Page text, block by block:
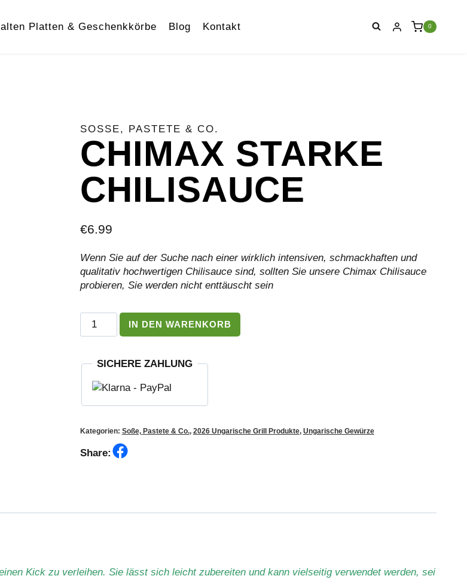
Platten & Geschenkkörbe Blog Kontakt 0
SOSSE, PASTETE & CO.
CHIMAX STARKE
CHILISAUCE
€6.99
Wenn Sie auf der Suche nach einer wirklich intensiven, schmackhaften und
qualitativ hochwertigen Chilisauce sind, sollten Sie unsere Chimax Chilisauce
probieren, Sie werden nicht enttäuscht sein
Chimax
Starke
Menge
IN DEN WARENKORB
SICHERE ZAHLUNG
Kategorien: Soße, Pastete & Co., 2026 Ungarische Grill Produkte, Ungarische Gewürze
Share:
Kick zu verleihen. Sie lässt sich leicht zubereiten und kann vielseitig verwendet werden, sei